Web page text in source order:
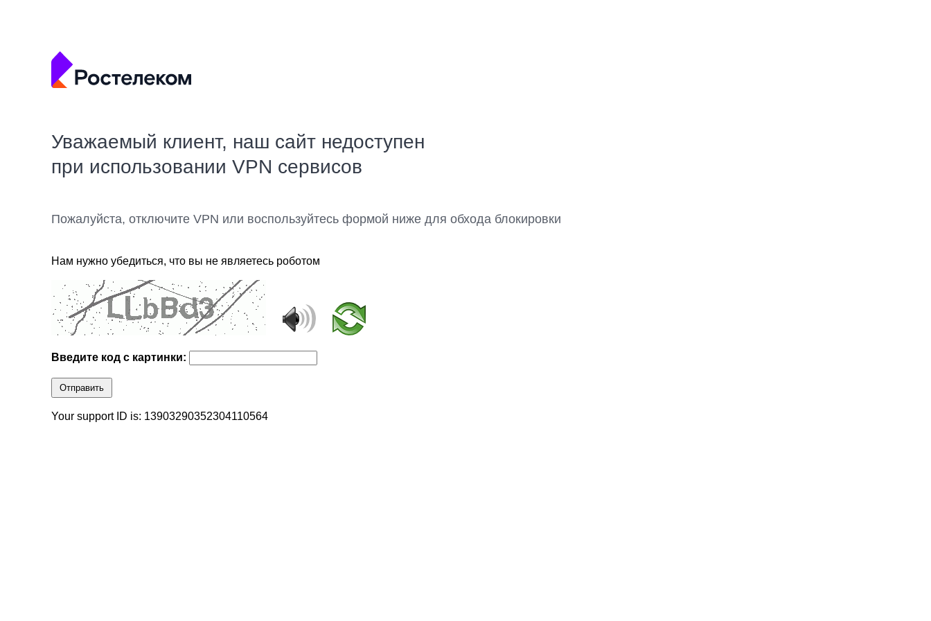
Уважаемый клиент, наш сайт недоступен
при использовании VPN сервисов
Пожалуйста, отключите VPN или воспользуйтесь формой ниже для обхода блокировки
Нам нужно убедиться, что вы не являетесь роботом
Введите код с картинки:
Отправить
Your support ID is: 13903290352304110564